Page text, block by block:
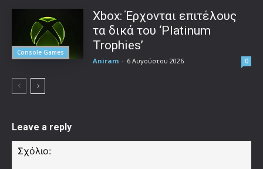
Console Games
Xbox: Έρχονται επιτέλους
τα δικά του ‘Platinum
Trophies’
Aniram - 6 Αυγούστου 2026 0
Leave a reply